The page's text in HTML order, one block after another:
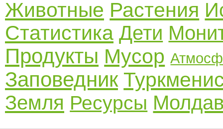
Животные Растения
Статистика Дети
Продукты Мусор
Заповедник
Земля Ресурсы